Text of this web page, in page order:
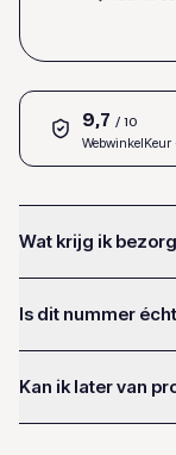
9,7 / 10
WebwinkelKeur
Wat krijg ik
Is dit nummer
Kan ik later van